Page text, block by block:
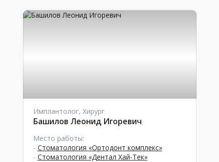
Имплантолог, Хирург
Башилов Леонид Игоревич
Место работы:
- Стоматология «Ортодонт комплекс»
- Стоматология «Дентал Хай-Тек»